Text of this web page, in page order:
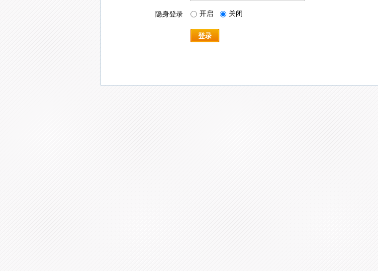
隐身登录 开启 关闭
登录